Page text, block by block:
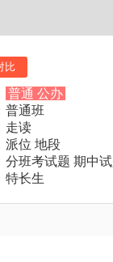
比
普通 公办
普通班
走读
派位 地段
分班考试题 期中
特长生